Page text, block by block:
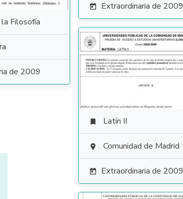
 Extraordinaria de 2009
Filosofía
de 2009
 Latín II
 Comunidad de Madrid
 Extraordinaria de 2009